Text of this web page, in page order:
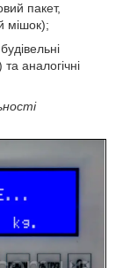
пакет,
мішок);
аналогічні